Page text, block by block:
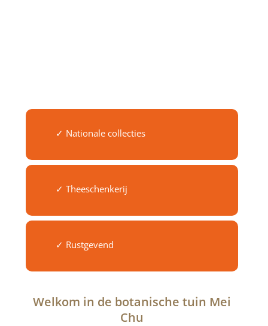
✓ Nationale collecties
✓ Theeschenkerij
✓ Rustgevend
Welkom in de botanische tuin Mei
Chu